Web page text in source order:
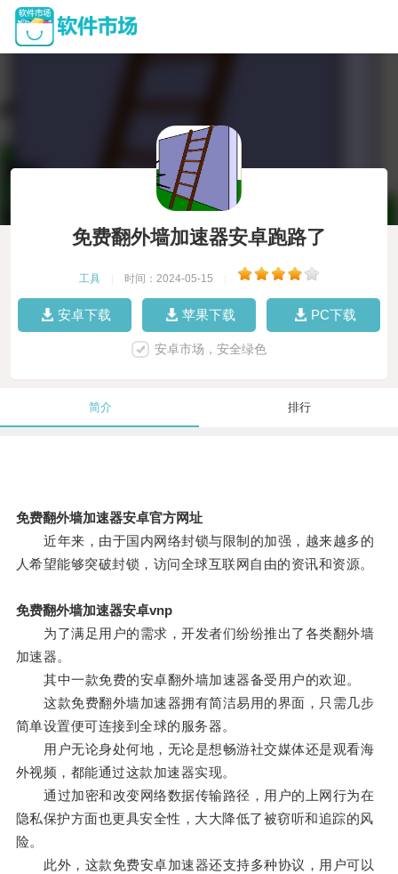
免费翻外墙加速器安卓跑路了
工具 时间：2024-05-15
安卓下载 苹果下载 PC下载
安卓市场，安全绿色
简介 排行
免费翻外墙加速器安卓官方网址
近年来，由于国内网络封锁与限制的加强，越来越多的
人希望能够突破封锁，访问全球互联网自由的资讯和资源。
免费翻外墙加速器安卓vnp
为了满足用户的需求，开发者们纷纷推出了各类翻外墙
加速器。
其中一款免费的安卓翻外墙加速器备受用户的欢迎。
这款免费翻外墙加速器拥有简洁易用的界面，只需几步
简单设置便可连接到全球的服务器。
用户无论身处何地，无论是想畅游社交媒体还是观看海
外视频，都能通过这款加速器实现。
通过加密和改变网络数据传输路径，用户的上网行为在
隐私保护方面也更具安全性，大大降低了被窃听和追踪的风
险。
此外，这款免费安卓加速器还支持多种协议，用户可以